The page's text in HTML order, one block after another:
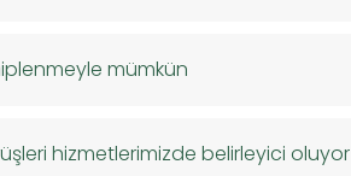
mümkün
hizmetlerimizde belirleyici oluyor